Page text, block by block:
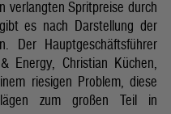
verlangten Spritpreise durch
es nach Darstellung der
Der Hauptgeschäftsführer
Energy, Christian Küchen,
riesigen Problem, diese
zum großen Teil in